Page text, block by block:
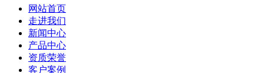
网站首页
走进我们
新闻中心
产品中心
资质荣誉
客户案例